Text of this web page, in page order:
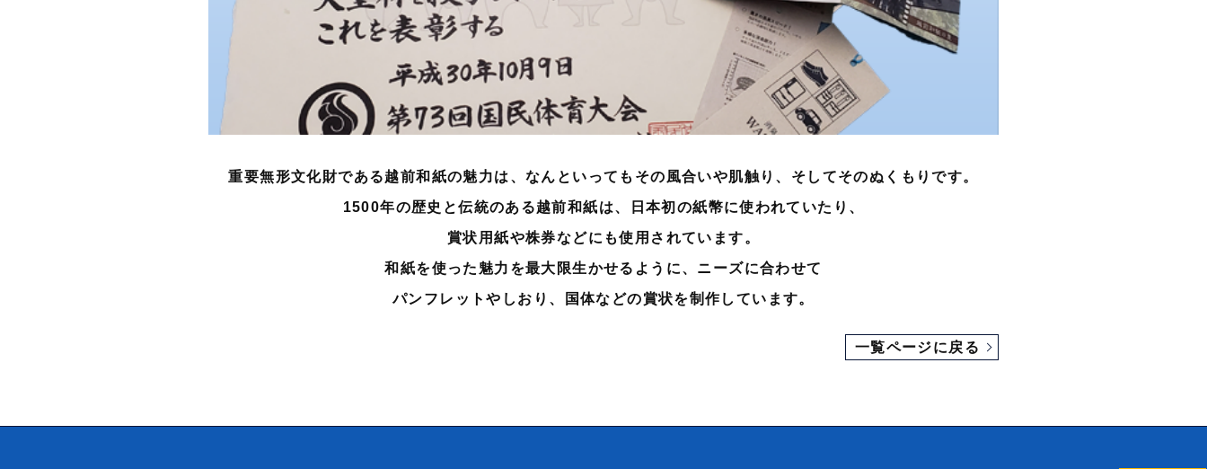
重要無形文化財である越前和紙の魅力は、 なんといってもその風合いや肌触り、 そしてそのぬくもりです。
1500年の歴史と伝統のある越前和紙は、
日本初の紙幣に使われていたり、
賞状用紙や株券などにも使用されています。
和紙を使った魅力を最大限生かせるように、ニーズに合わせて
パンフレットやしおり、
国体などの賞状を制作しています。
一覧ページに戻る